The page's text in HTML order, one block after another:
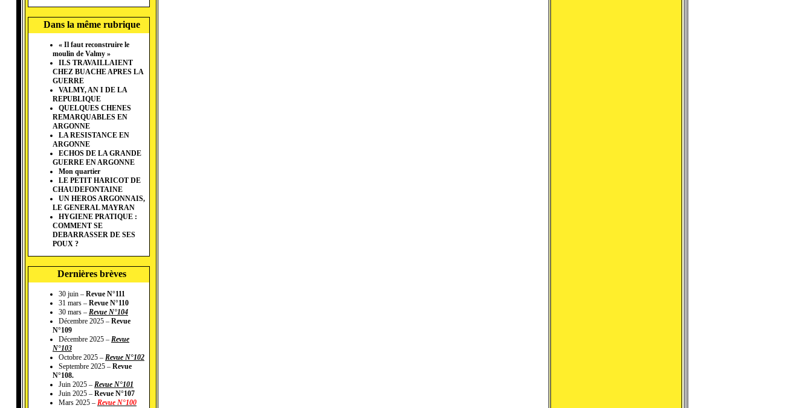
Dans la même rubrique
« Il faut reconstruire le
moulin de Valmy »
ILS TRAVAILLAIENT
CHEZ BUACHE APRES LA
GUERRE
VALMY, AN I DE LA
REPUBLIQUE
QUELQUES CHENES
REMARQUABLES EN
ARGONNE
LA RESISTANCE EN
ARGONNE
ECHOS DE LA GRANDE
GUERRE EN ARGONNE
Mon quartier
LE PETIT HARICOT DE
CHAUDEFONTAINE
UN HEROS ARGONNAIS,
LE GENERAL MAYRAN
HYGIENE PRATIQUE :
COMMENT SE
DEBARRASSER DE SES
POUX ?
Dernières brèves
30 juin – Revue N°111
31 mars – Revue N°110
30 mars – Revue N°104
Décembre 2025 – Revue
N°109
Décembre 2025 – Revue
N°103
Octobre 2025 – Revue N°102
Septembre 2025 – Revue
N°108.
Juin 2025 – Revue N°101
Juin 2025 – Revue N°107
Mars 2025 – Revue N°100